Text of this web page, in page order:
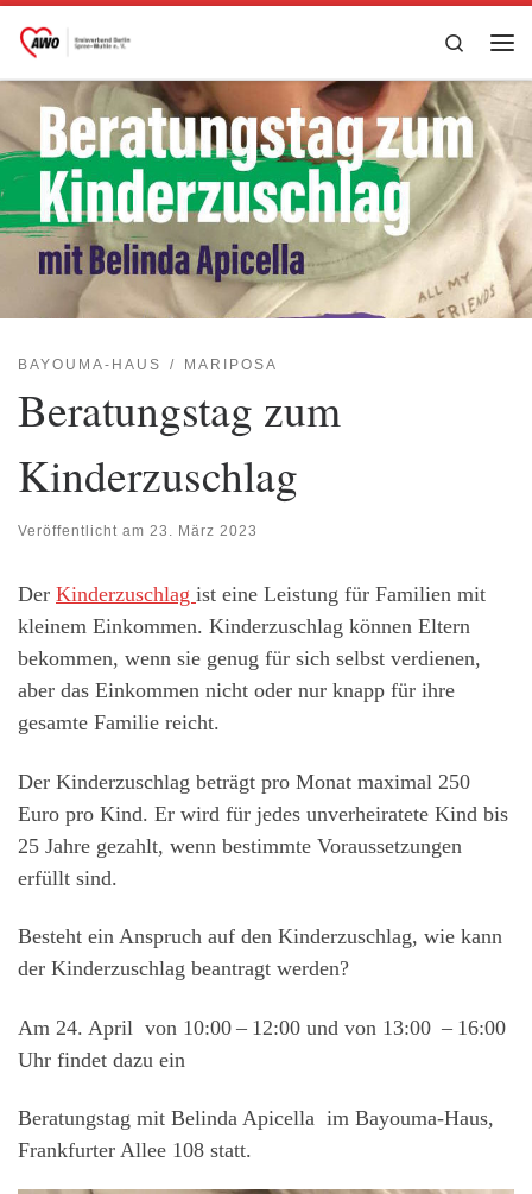
Zum Inhalt springen
Search
BAYOUMA-HAUS MARIPOSA
Beratungstag zum
Kinderzuschlag
Veröffentlicht am 23. März 2023
Der Kinderzuschlag ist eine Leistung für Familien mit
kleinem Einkommen. Kinderzuschlag können Eltern
bekommen, wenn sie genug für sich selbst verdienen,
aber das Einkommen nicht oder nur knapp für ihre
gesamte Familie reicht.
Der Kinderzuschlag beträgt pro Monat maximal 250
Euro pro Kind. Er wird für jedes unverheiratete Kind bis
25 Jahre gezahlt, wenn bestimmte Voraussetzungen
erfüllt sind.
Besteht ein Anspruch auf den Kinderzuschlag, wie kann
der Kinderzuschlag beantragt werden?
Am 24. April von 10:00 – 12:00 und von 13:00 – 16:00
Uhr findet dazu ein
Beratungstag mit Belinda Apicella im Bayouma-Haus,
Frankfurter Allee 108 statt.